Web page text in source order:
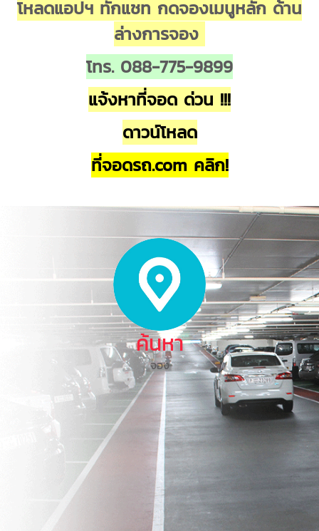
โหลดแอปฯ ทักแชท กดจองเมนูหลัก ด้าน
ล่างการจอง
โทร. 088-775-9899
แจ้งหาที่จอด ด่วน !!!
ดาวน์โหลด
ที่จอดรถ.com คลิก!
ค้นหา
จอง